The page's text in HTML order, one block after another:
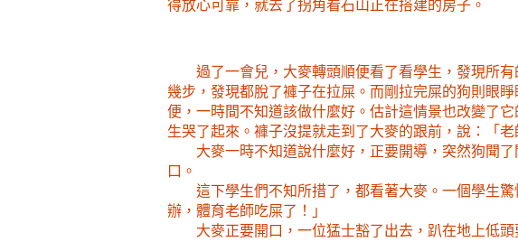
得放心可靠，就去了拐角看石山正在搭建的房子。
過了一會兒，大麥轉頭順便看了看學生，發現所
幾步，發現都脫了褲子在拉屎。而剛拉完屎的狗則眼
便，一時間不知道該做什麼好。估計這情景也改變了
生哭了起來。褲子沒提就走到了大麥的跟前，說：「老
大麥一時不知道說什麼好，正要開導，突然狗聞
口。
這下學生們不知所措了，都看著大麥。一個學生
辦，體育老師吃屎了！」
大麥正要開口，一位猛士豁了出去，趴在地上低頭